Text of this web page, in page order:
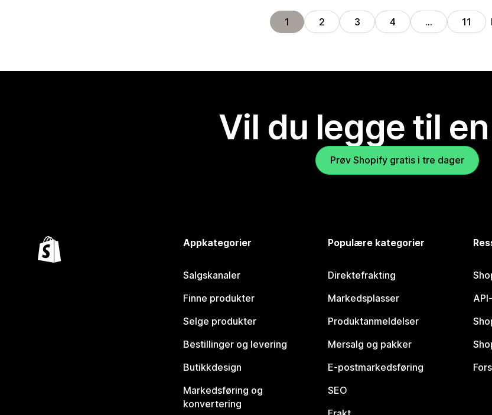
1 2 3 4 … 11
Vil du legge til
Prøv Shopify gratis i tre dager
Appkategorier
Salgskanaler
Finne produkter
Selge produkter
Bestillinger og levering
Butikkdesign
Markedsføring og
konvertering
Populære kategorier
Direktefrakting
Markedsplasser
Produktanmeldelser
Mersalg og pakker
E-postmarkedsføring
SEO